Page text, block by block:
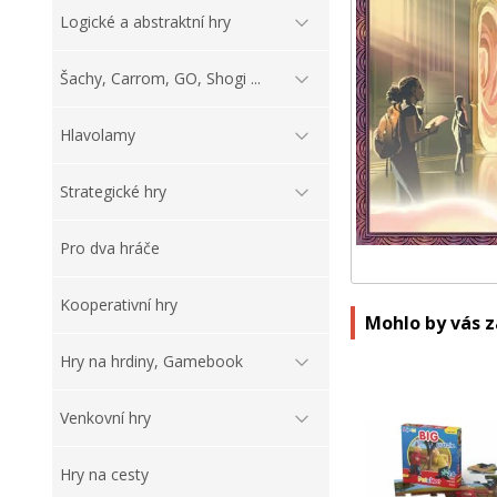
Logické a abstraktní hry
Šachy, Carrom, GO, Shogi ...
Hlavolamy
Strategické hry
Pro dva hráče
Kooperativní hry
Hry na hrdiny, Gamebook
Venkovní hry
Hry na cesty
Mohlo by vás